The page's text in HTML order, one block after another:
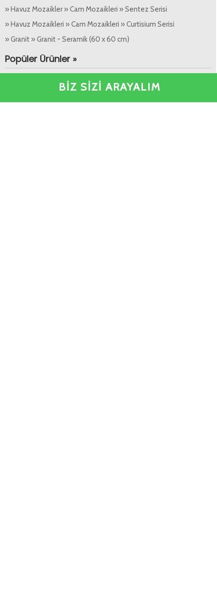
BİZ SİZİ ARAYALIM
» Havuz Mozaikler » Cam Mozaikleri » Sentez Serisi
» Havuz Mozaikleri » Cam Mozaikleri » Curtisium Serisi
» Granit » Granit - Seramik (60 x 60 cm)
Popüler Ürünler »